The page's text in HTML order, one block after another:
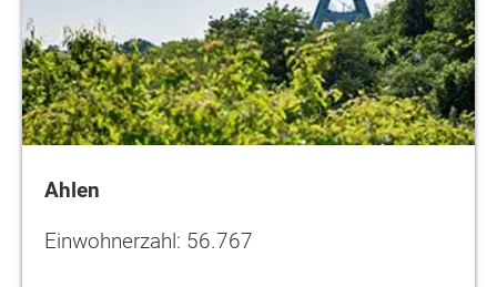
Ahlen
Einwohnerzahl: 56.767